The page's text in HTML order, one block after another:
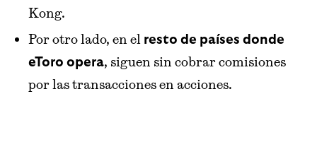
Kong.
Por otro lado, en el resto de países donde
eToro opera, siguen sin cobrar comisiones
por las transacciones en acciones.